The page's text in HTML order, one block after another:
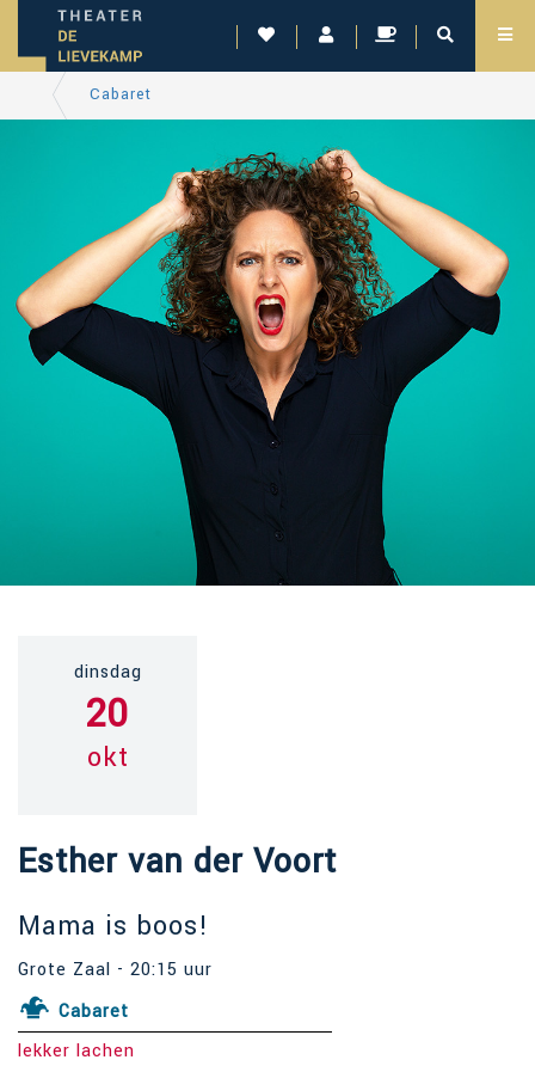
Cabaret
dinsdag
20
okt
Esther van der Voort
Mama is boos!
Grote Zaal - 20:15 uur
Cabaret
lekker lachen